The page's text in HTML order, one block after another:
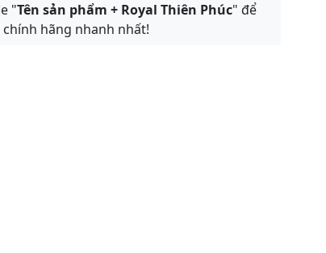
"Tên sản phẩm + Royal Thiên Phúc" để
hãng nhanh nhất!